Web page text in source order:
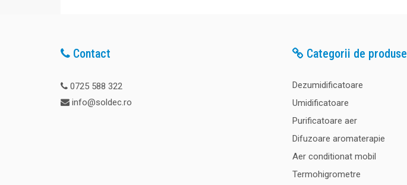
Contact
0725 588 322
info@soldec.ro
Categorii de produse
Dezumidificatoare
Umidificatoare
Purificatoare aer
Difuzoare aromaterapie
Aer conditionat mobil
Termohigrometre